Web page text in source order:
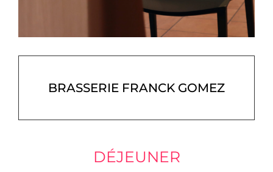
BRASSERIE FRANCK GOMEZ
DÉJEUNER